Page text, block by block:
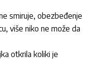
smiruje, obezbeđenje
više niko ne može da
otkrila koliki je